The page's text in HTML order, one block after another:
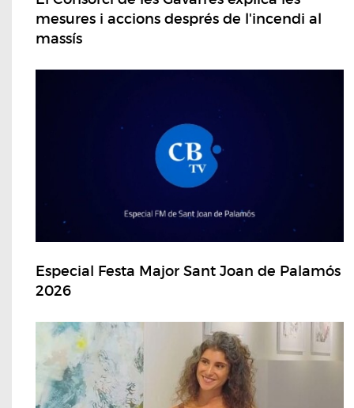
mesures i accions després de l'incendi al
massís
Especial Festa Major Sant Joan de Palamós
2026